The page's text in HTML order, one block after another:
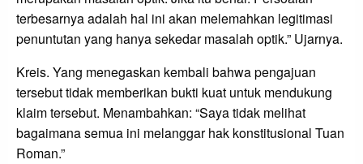
terbesarnya adalah hal ini akan melemahkan legitimasi
penuntutan yang hanya sekedar masalah optik.” Ujarnya.
Kreis. Yang menegaskan kembali bahwa pengajuan
tersebut tidak memberikan bukti kuat untuk mendukung
klaim tersebut. Menambahkan: “Saya tidak melihat
bagaimana semua ini melanggar hak konstitusional Tuan
Roman.”